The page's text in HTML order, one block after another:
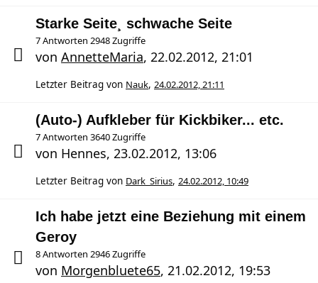
Starke Seite¸ schwache Seite
7 Antworten 2948 Zugriffe
von AnnetteMaria, 22.02.2012, 21:01
Letzter Beitrag von Nauk, 24.02.2012, 21:11
(Auto-) Aufkleber für Kickbiker... etc.
7 Antworten 3640 Zugriffe
von Hennes, 23.02.2012, 13:06
Letzter Beitrag von Dark_Sirius, 24.02.2012, 10:49
Ich habe jetzt eine Beziehung mit einem
Geroy
8 Antworten 2946 Zugriffe
von Morgenbluete65, 21.02.2012, 19:53